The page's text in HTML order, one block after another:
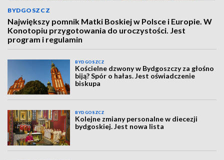
BYDGOSZCZ
Największy pomnik Matki Boskiej w Polsce i Europie. W
Konotopiu przygotowania do uroczystości. Jest
program i regulamin
BYDGOSZCZ
Kościelne dzwony w Bydgoszczy za głośno
biją? Spór o hałas. Jest oświadczenie
biskupa
BYDGOSZCZ
Kolejne zmiany personalne w diecezji
bydgoskiej. Jest nowa lista